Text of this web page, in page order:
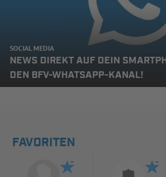
SOCIAL MEDIA
NEWS DIREKT AUF DEIN
DEN BFV-WHATSAPP-KANAL!
FAVORITEN